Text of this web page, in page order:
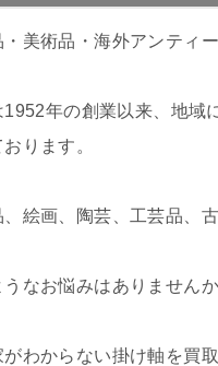
美術品・海外アンティ
1952年の創業以来、地域
ります。
、絵画、陶芸、工芸品、
うなお悩みはありませんか
がわからない掛け軸を買